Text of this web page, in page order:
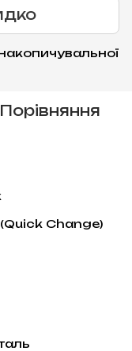
Порівняння
Change)